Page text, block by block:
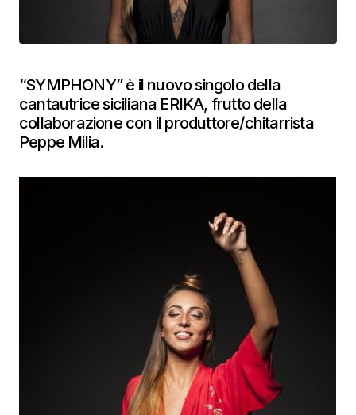
“SYMPHONY” è il nuovo singolo della
cantautrice siciliana ERIKA, frutto della
collaborazione con il produttore/chitarrista
Peppe Milia.